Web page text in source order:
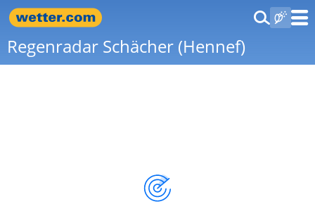
Regenradar Schächer (Hennef)